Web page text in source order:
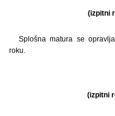
(izpitni
Splošna matura se
roku.
(izpitni